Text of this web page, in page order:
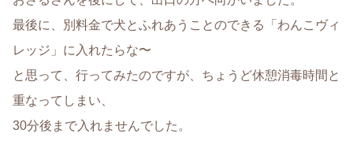
最後に、別料金で犬とふれあうことのできる「わんこヴィ
レッジ」に入れたらな〜
と思って、行ってみたのですが、ちょうど休憩消毒時間と
重なってしまい、
30分後まで入れませんでした。